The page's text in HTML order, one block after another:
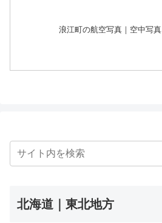
浪江町の航空写真｜空中写真
北海道｜東北地方